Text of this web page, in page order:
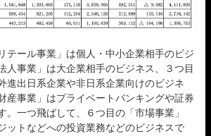
テール事業」は個人・中小企業相手のビジ
人事業」は大企業相手のビジネス、３つ目
進出日系企業や非日系企業向けのビジネ
産事業」はプライベートバンキングや証券
。一つ飛ばして、６つ目の「市場事業」
ットなどへの投資業務などのビジネスで